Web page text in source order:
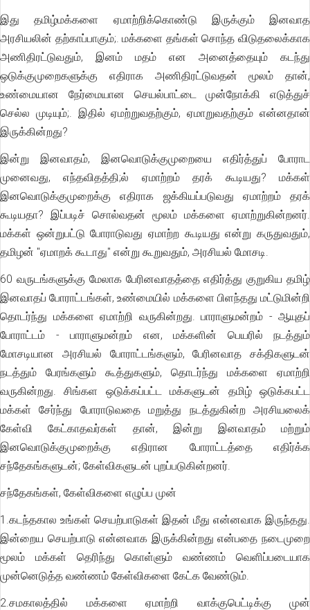
இது தமிழ்மக்களை ஏமாற்றிக்கொண்டு இருக்கும் இனவாத
அரசியலின் தற்காப்பாகும்;. மக்களை தங்கள் சொந்த விடுதலைக்காக
அணிதிரட்டுவதும், இனம் மதம் என அனைத்தையும் கடந்து
ஒடுக்குமுறைகளுக்கு எதிராக அணிதிரட்டுவதன் மூலம் தான்,
உண்மையான நேர்மையான செயல்பாட்டை முன்நோக்கி எடுத்துச்
செல்ல முடியும்;. இதில் ஏமற்றுவதற்கும், ஏமாறுவதற்கும் என்னதான்
இருக்கின்றது?
இன்று இனவாதம், இனவொடுக்குமுறையை எதிர்த்துப் போராட
முனைவது, எந்தவிதத்தி;ல் ஏமாற்றம் தரக் கூடியது? மக்கள்
இனவொடுக்குமுறைக்கு எதிராக ஜக்கியப்படுவது ஏமாற்றம் தரக்
கூடியதா? இப்படிச் சொல்வதன் மூலம் மக்களை ஏமாற்றுகின்றனர்.
மக்கள் ஒன்றுபட்டு போராடுவது ஏமாற்ற கூடியது என்று கருதுவதும்,
தமிழன் "ஏமாறக் கூடாது" என்று கூறுவதும், அரசியல் மோசடி.
60 வருடங்களுக்கு மேலாக பேரினவாதத்தை எதிர்த்து குறுகிய தமிழ்
இனவாதப் போராட்டங்கள், உண்மையில் மக்களை பிளந்தது மட்டுமின்றி
தொடர்ந்து மக்களை ஏமாற்றி வருகின்றது. பாராளுமன்றம் - ஆயுதப்
போராட்டம் - பாராளுமன்றம் என, மக்களின் பெயரில் நடத்தும்
மோசடியான அரசியல் போராட்டங்களும், பேரினவாத சக்திகளுடன்
நடத்தும் பேரங்களும் கூத்துகளும், தொடர்ந்து மக்களை ஏமாற்றி
வருகின்றது. சிங்கள ஒடுக்கப்பட்ட மக்களுடன் தமிழ் ஒடுக்கபட்ட
மக்கள் சேர்ந்து போராடுவதை மறுத்து நடத்துகின்ற அரசியலைக்
கேள்வி கேட்காதவர்கள் தான், இன்று இனவாதம் மற்றும்
இனவொடுக்குமுறைக்கு எதிரான போராட்டத்தை எதிர்க்க
சந்தேகங்களுடன்; கேள்விகளுடன் புறப்படுகின்றனர்.
சந்தேகங்கள், கேள்விகளை எழுப்ப முன்
1.கடந்தகால உங்கள் செயற்பாடுகள் இதன் மீது என்னவாக இருந்தது.
இன்றைய செயற்பாடு என்னவாக இருக்கின்றது என்பதை நடைமுறை
மூலம் மக்கள் தெரிந்து கொள்ளும் வண்ணம் வெளிப்படையாக
முன்னெடுத்த வண்ணம் கேள்விகளை கேட்க வேண்டும்.
2.சமகாலத்தில் மக்களை ஏமாற்றி வாக்குபெட்டிக்கு முன்